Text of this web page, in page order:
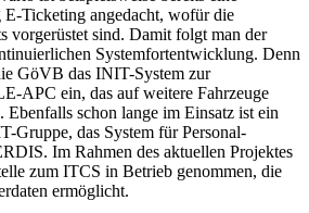
Ticketing angedacht, wofür die
vorgerüstet sind. Damit folgt man der
Systemfortent­wick­lung. Denn
GöVB das INIT-System zur
APC ein, das auf weitere Fahrzeuge
Eben­falls schon lange im Einsatz ist ein
Gruppe, das System für Personal­
Im Rahmen des aktuellen Projektes
zum ITCS in Betrieb genommen, die
ermöglicht.